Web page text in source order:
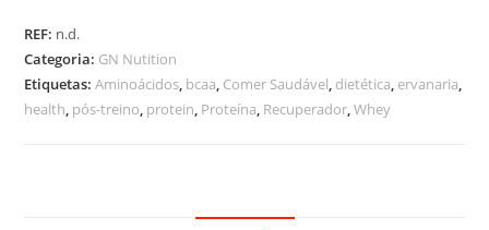
2kg
REF: n.d.
Categoria: GN Nutition
Etiquetas:Aminoácidos, bcaa, Comer Saudável, dietética, ervanaria,
health, pós-treino, protein, Proteína, Recuperador,Whey